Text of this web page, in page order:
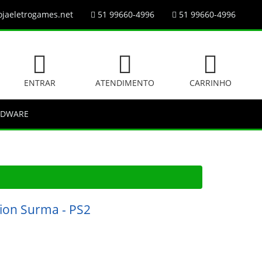
51 99660-4996 51 99660-4996
ENTRAR ATENDIMENTO CARRINHO
Surma - PS2